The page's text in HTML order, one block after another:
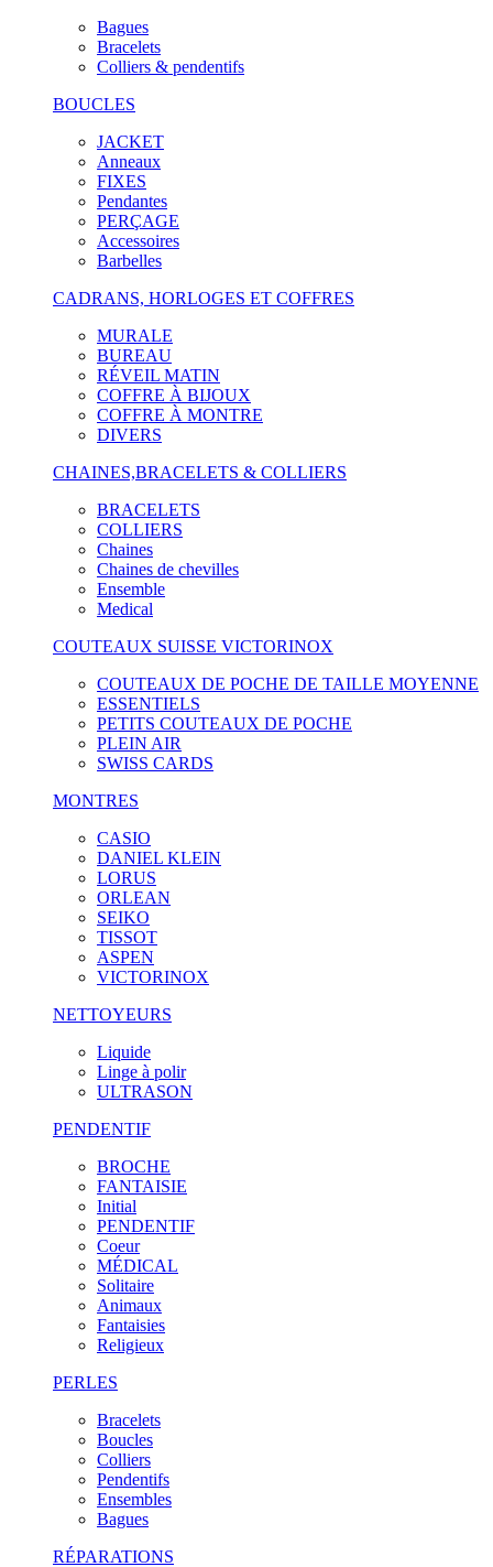
Bagues
Bracelets
Colliers & pendentifs
BOUCLES
JACKET
Anneaux
FIXES
Pendantes
PERÇAGE
Accessoires
Barbelles
CADRANS, HORLOGES ET COFFRES
MURALE
BUREAU
RÉVEIL MATIN
COFFRE À BIJOUX
COFFRE À MONTRE
DIVERS
CHAINES,BRACELETS & COLLIERS
BRACELETS
COLLIERS
Chaines
Chaines de chevilles
Ensemble
Medical
COUTEAUX SUISSE VICTORINOX
COUTEAUX DE POCHE DE TAILLE MOYENNE
ESSENTIELS
PETITS COUTEAUX DE POCHE
PLEIN AIR
SWISS CARDS
MONTRES
CASIO
DANIEL KLEIN
LORUS
ORLEAN
SEIKO
TISSOT
ASPEN
VICTORINOX
NETTOYEURS
Liquide
Linge à polir
ULTRASON
PENDENTIF
BROCHE
FANTAISIE
Initial
PENDENTIF
Coeur
MÉDICAL
Solitaire
Animaux
Fantaisies
Religieux
PERLES
Bracelets
Boucles
Colliers
Pendentifs
Ensembles
Bagues
RÉPARATIONS